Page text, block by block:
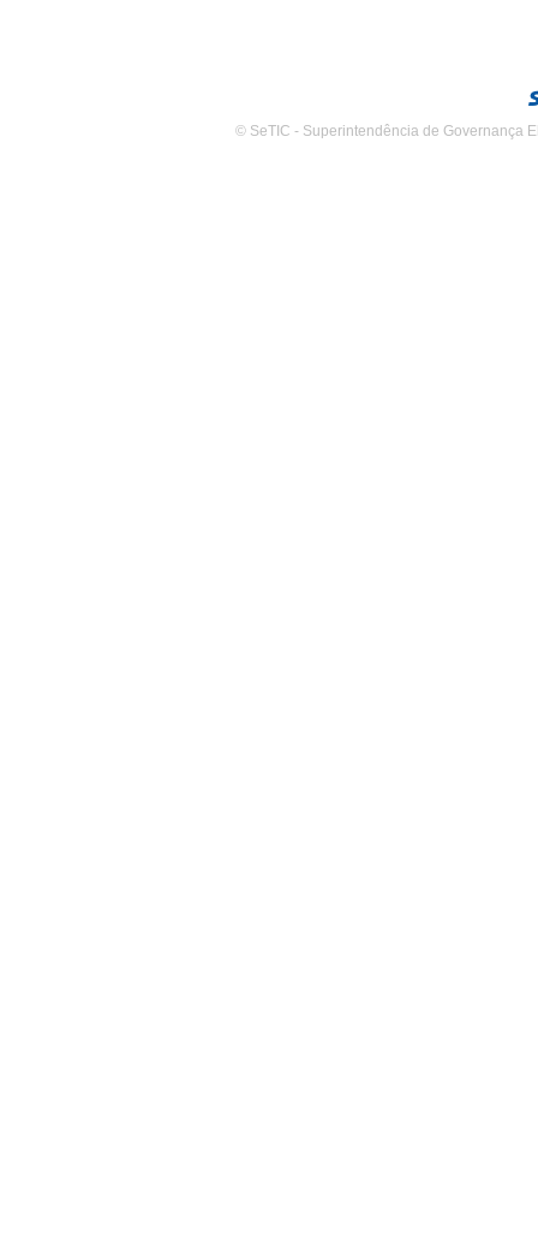
© SeTIC - Superintendência de Governança